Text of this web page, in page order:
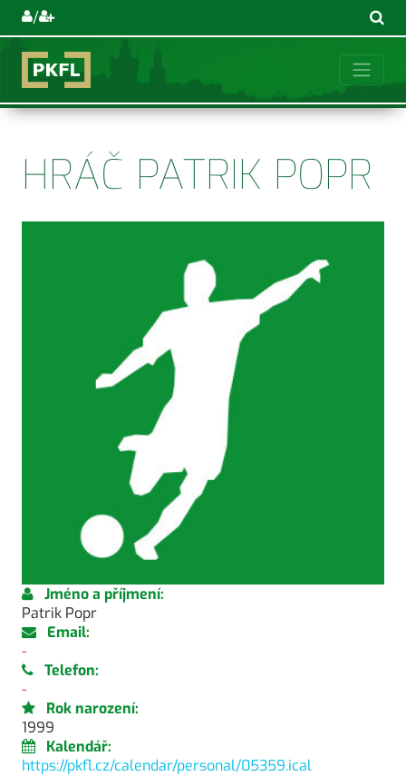
/
HRÁČ PATRIK POPR
Jméno a příjmení:
Patrik Popr
Email:
-
Telefon:
-
Rok narození:
1999
Kalendář:
https://pkfl.cz/calendar/personal/05359.ical